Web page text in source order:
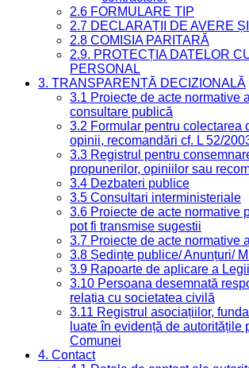
2.6 FORMULARE TIP
2.7 DECLARAȚII DE AVERE
2.8 COMISIA PARITARĂ
2.9. PROTECȚIA DATELOR
PERSONAL
3. TRANSPARENȚĂ DECIZIONALĂ
3.1 Proiecte de acte normative
consultare publică
3.2 Formular pentru colectarea
opinii, recomandări cf. L 52/
3.3 Registrul pentru
propunerilor, opiniilor sau
3.4 Dezbateri publice
3.5 Consultari interministeriale
3.6 Proiecte de acte normative
pot fi transmise sugestii
3.7 Proiecte de acte normative
3.8 Ședințe publice/ Anunțuri/
3.9 Rapoarte de aplicare a
3.10 Persoana desemnată
relația cu societatea civilă
3.11 Registrul asociațiilor,
luate în evidență de autoritățile
Comunei
4. Contact